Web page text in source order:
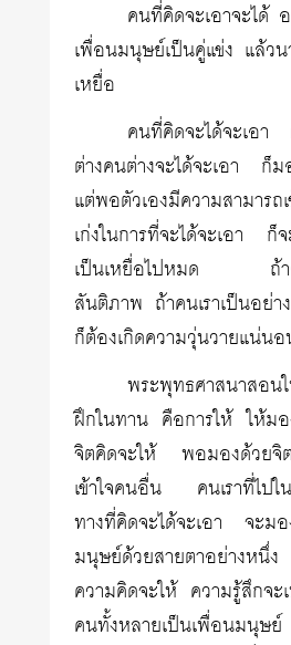
คนที่คิดจะเอาจะได้
เพื่อนมนุษย์เป็นคู่แข่ง แล้ว
เหยื่อ
คนที่คิดจะได้จะเอ
ต่างคนต่างจะได้จะเอา ก็
แต่พอตัวเองมีความสามา
เก่งในการที่จะได้จะเอา
เป็นเหยื่อไปหมด ถ้าอ
สันติภาพ ถ้าคนเราเป็นอย่
ก็ต้องเกิดความวุ่นวายแน่น
พระพุทธศาสนาสอน
ฝึกในทาน คือการให้ ให้ม
จิตคิดจะให้ พอมองด้วยจิ
เข้าใจคนอื่น คนเราที่ไปใ
ทางที่คิดจะได้จะเอา จะม
มนุษย์ด้วยสายตาอย่างห
ความคิดจะให้ ความรู้สึกจ
คนทั้งหลายเป็นเพื่อนมนุษ